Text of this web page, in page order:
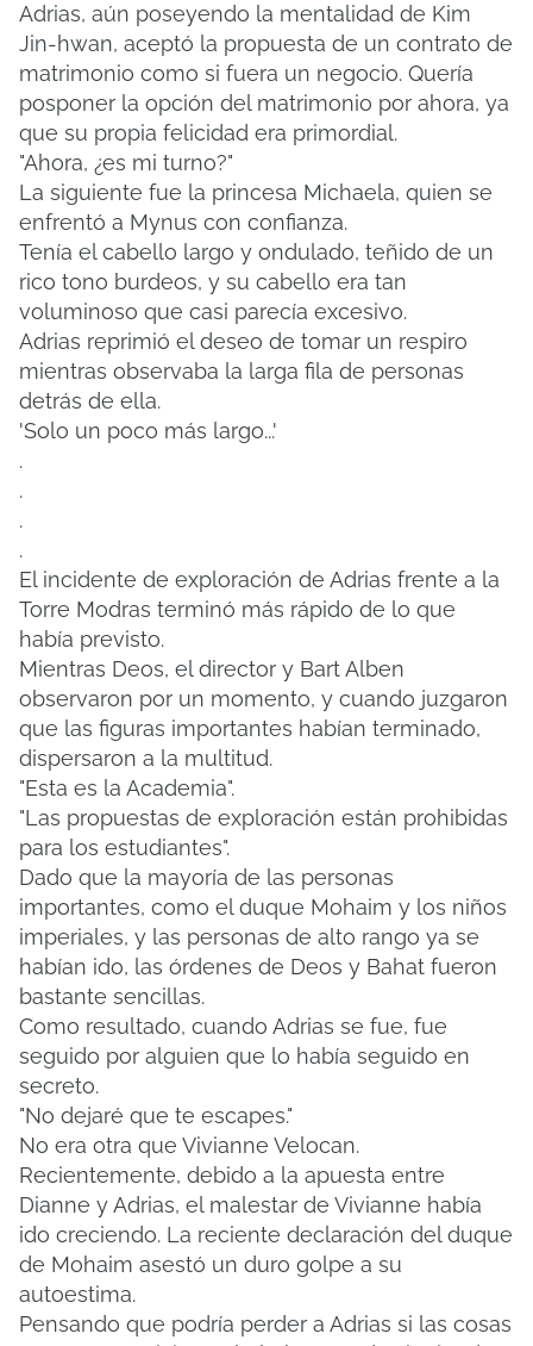
Adrias, aún poseyendo la mentalidad de Kim
Jin-hwan, aceptó la propuesta de un contrato de
matrimonio como si fuera un negocio. Quería
posponer la opción del matrimonio por ahora, ya
que su propia felicidad era primordial.
"Ahora, ¿es mi turno?"
La siguiente fue la princesa Michaela, quien se
enfrentó a Mynus con confianza.
Tenía el cabello largo y ondulado, teñido de un
rico tono burdeos, y su cabello era tan
voluminoso que casi parecía excesivo.
Adrias reprimió el deseo de tomar un respiro
mientras observaba la larga fila de personas
detrás de ella.
'Solo un poco más largo...'
.
.
.
.
El incidente de exploración de Adrias frente a la
Torre Modras terminó más rápido de lo que
había previsto.
Mientras Deos, el director y Bart Alben
observaron por un momento, y cuando juzgaron
que las figuras importantes habían terminado,
dispersaron a la multitud.
"Esta es la Academia".
"Las propuestas de exploración están prohibidas
para los estudiantes".
Dado que la mayoría de las personas
importantes, como el duque Mohaim y los niños
imperiales, y las personas de alto rango ya se
habían ido, las órdenes de Deos y Bahat fueron
bastante sencillas.
Como resultado, cuando Adrias se fue, fue
seguido por alguien que lo había seguido en
secreto.
"No dejaré que te escapes."
No era otra que Vivianne Velocan.
Recientemente, debido a la apuesta entre
Dianne y Adrias, el malestar de Vivianne había
ido creciendo. La reciente declaración del duque
de Mohaim asestó un duro golpe a su
autoestima.
Pensando que podría perder a Adrias si las cosas